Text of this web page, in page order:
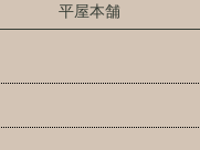
平屋本舗